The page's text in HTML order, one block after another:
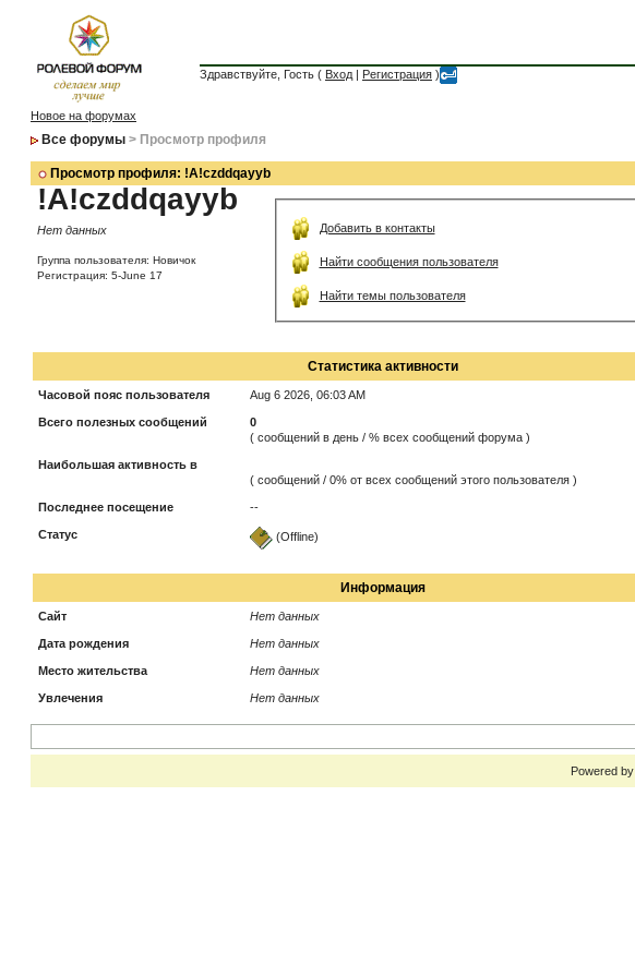
Здравствуйте, Гость ( Вход | Регистрация )
Новое на форумах
Все форумы > Просмотр профиля
Просмотр профиля: !A!czddqayyb
!A!czddqayyb
Нет данных
Группа пользователя: Новичок
Регистрация: 5-June 17
Добавить в контакты
Найти сообщения пользователя
Найти темы пользователя
Статистика активности
Часовой пояс пользователя Aug 6 2026, 06:03 AM
Всего полезных сообщений
0
( сообщений в день / % всех сообщений форума )
Наибольшая активность в
( сообщений / 0% от всех сообщений этого пользователя )
Последнее посещение --
Статус (Offline)
Информация
Сайт Нет данных
Дата рождения Нет данных
Место жительства Нет данных
Увлечения Нет данных
Powered by